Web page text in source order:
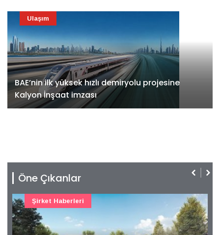
BAE’nin ilk yüksek hızlı demiryolu projesine
Kalyon İnşaat imzası
Ulaşım
Öne Çıkanlar
Şirket Haberleri